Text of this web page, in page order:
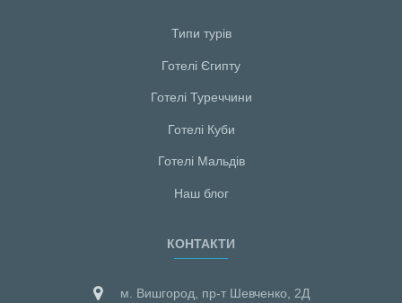
Типи турів
Готелі Єгипту
Готелі Туреччини
Готелі Куби
Готелі Мальдiв
Наш блог
КОНТАКТИ
м. Вишгород, пр-т Шевченко, 2Д